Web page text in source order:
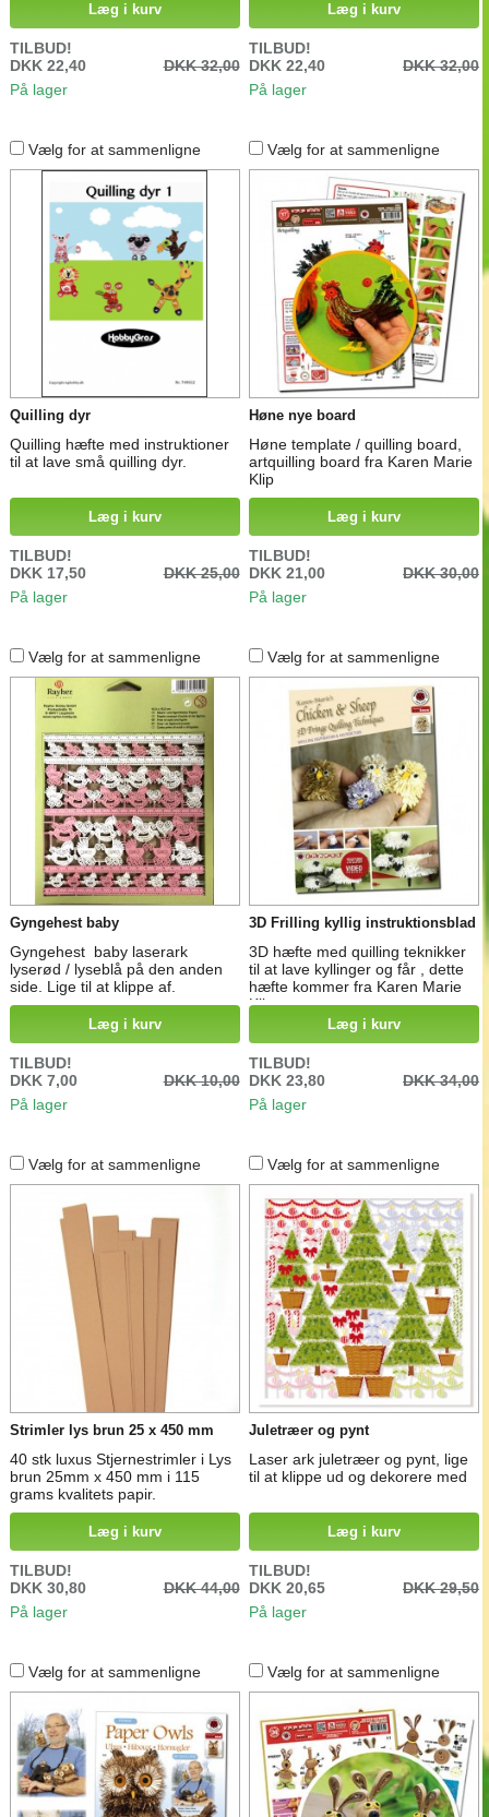
Læg i kurv
TILBUD!
DKK 22,40
DKK 32,00
På lager
udførlig instruktion, da dette
projekt er for øvede quillere.Brug
pladen som den er. Lad
plastposen blive på, så limen
ikke ødelægger vejledningen.Du
skal yderligere bruge:
Læg i kurv
TILBUD!
DKK 22,40
DKK 32,00
På lager
Vælg for at sammenligne
Quilling dyr
Quilling hæfte med instruktioner
til at lave små quilling dyr.
Læg i kurv
TILBUD!
DKK 17,50
DKK 25,00
På lager
Vælg for at sammenligne
Høne nye board
Høne template / quilling board,
artquilling board fra Karen Marie
Klip
Læg i kurv
TILBUD!
DKK 21,00
DKK 30,00
På lager
Vælg for at sammenligne
Gyngehest baby
Gyngehest baby laserark
lyserød / lyseblå på den anden
side. Lige til at klippe af.
Læg i kurv
TILBUD!
DKK 7,00
DKK 10,00
På lager
Vælg for at sammenligne
3D Frilling kyllig instruktionsblad
3D hæfte med quilling teknikker
til at lave kyllinger og får , dette
hæfte kommer fra Karen Marie
Klip
Læg i kurv
TILBUD!
DKK 23,80
DKK 34,00
På lager
Vælg for at sammenligne
Strimler lys brun 25 x 450 mm
40 stk luxus Stjernestrimler i Lys
brun 25mm x 450 mm i 115
grams kvalitets papir.
Læg i kurv
TILBUD!
DKK 30,80
DKK 44,00
På lager
Vælg for at sammenligne
Juletræer og pynt
Laser ark juletræer og pynt, lige
til at klippe ud og dekorere med
Læg i kurv
TILBUD!
DKK 20,65
DKK 29,50
På lager
Vælg for at sammenligne Vælg for at sammenligne